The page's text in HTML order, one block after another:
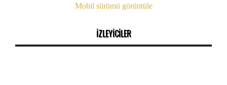
Mobil sürümü görüntüle
İZLEYİCİLER